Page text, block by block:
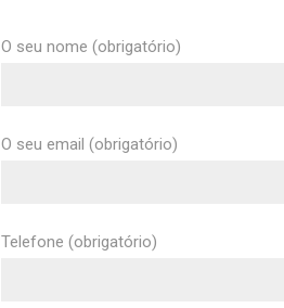
O seu nome (obrigatório)
O seu email (obrigatório)
Telefone (obrigatório)